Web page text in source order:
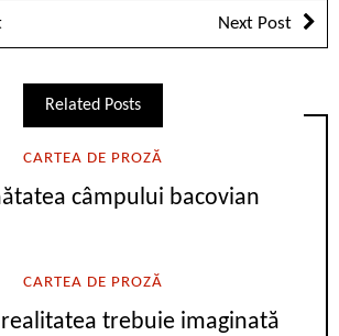
Next Post
Related Posts
CARTEA DE PROZĂ
câmpului bacovian
CARTEA DE PROZĂ
realitatea trebuie imaginată